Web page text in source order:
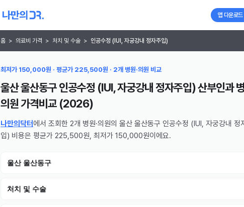
앱 다운로드
홈 > 의료비 가격 > 처치 및 수술 > 인공수정 (IUI, 자궁강내 정자주입)
최저가 150,000원 · 평균가 225,500원 · 2개 병원·의원 비교
울산 울산동구 인공수정 (IUI, 자궁강내 정자주입) 산부인과
의원가격비교 (2026)
나만의닥터 에서 조회한 2개 병원·의원의 울산 울산동구 인공수정 (IUI, 자궁강내 정
입) 비용은 평균가 225,500원, 최저가 150,000원이에요.
울산 울산동구
처치 및 수술